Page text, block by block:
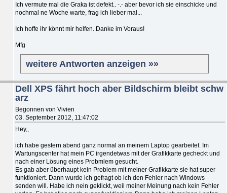
Ich vermute mal die Graka ist defekt.. -.- aber bevor ich sie einschicke und
nochmal ne Woche warte, frag ich lieber mal...
Ich hoffe ihr könnt mir helfen. Danke im Voraus!
Mfg
weitere Antworten anzeigen »»
Dell XPS fährt hoch aber Bildschirm bleibt schw
arz
Begonnen von Vivien
03. September 2012, 11:47:02
Hey,,
ich habe gestern abend ganz normal an meinem Laptop gearbeitet. Im
Wartungscenter hat mein PC irgendetwas mit der Grafikkarte gecheckt und
nach einer Lösung eines Probmlem gesucht.
Es gab aber überhaupt kein Problem mit meiner Grafikkarte sie hat super
funktioniert. Dann wurde ich gefragt ob ich den Fehler nach Windows
senden will. Habe ich nein geklickt, weil meiner Meinung nach kein Fehler